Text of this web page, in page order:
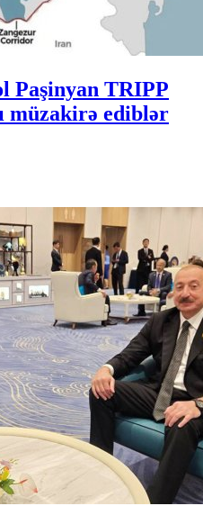
Paşinyan TRIPP
müzakirə ediblər